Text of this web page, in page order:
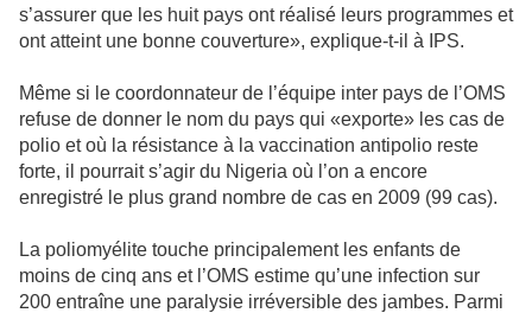
s’assurer que les huit pays ont réalisé leurs programmes et
ont atteint une bonne couverture», explique-t-il à IPS.
Même si le coordonnateur de l’équipe inter pays de l’OMS
refuse de donner le nom du pays qui «exporte» les cas de
polio et où la résistance à la vaccination antipolio reste
forte, il pourrait s’agir du Nigeria où l’on a encore
enregistré le plus grand nombre de cas en 2009 (99 cas).
La poliomyélite touche principalement les enfants de
moins de cinq ans et l’OMS estime qu’une infection sur
200 entraîne une paralysie irréversible des jambes. Parmi